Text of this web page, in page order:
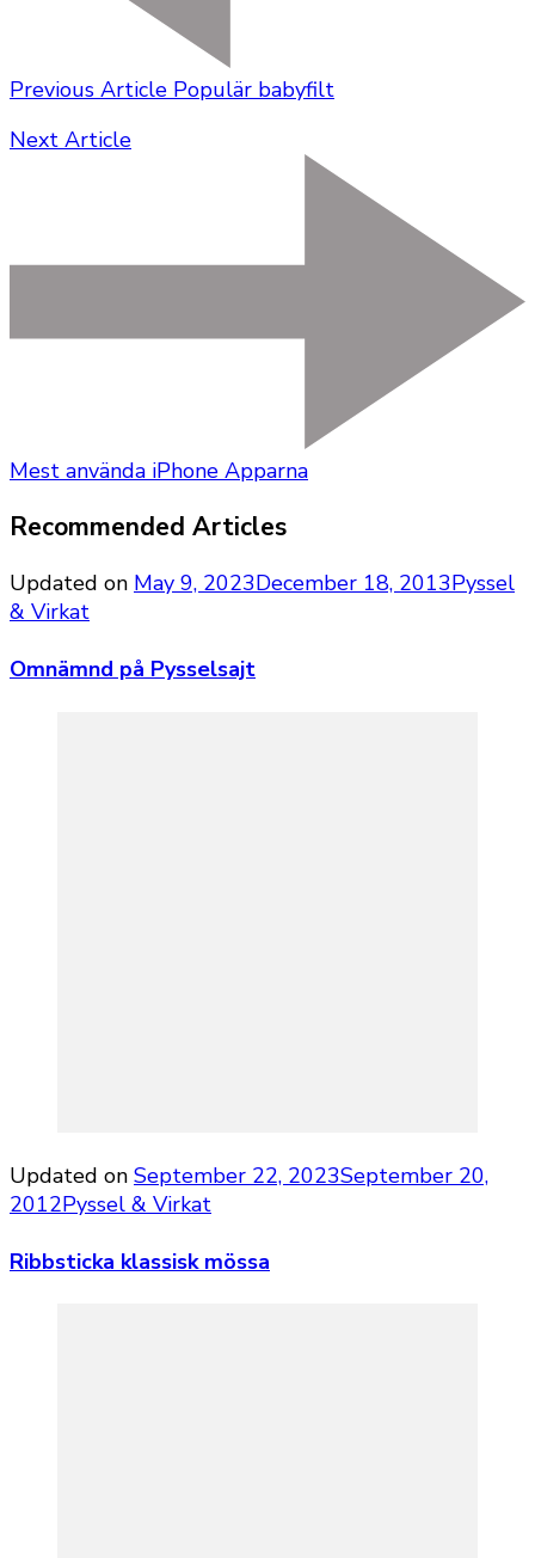
Previous Article Populär babyfilt
Next Article
Mest använda iPhone Apparna
Recommended Articles
Updated on May 9, 2023December 18, 2013Pyssel
& Virkat
Omnämnd på Pysselsajt
Updated on September 22, 2023September 20,
2012Pyssel & Virkat
Ribbsticka klassisk mössa